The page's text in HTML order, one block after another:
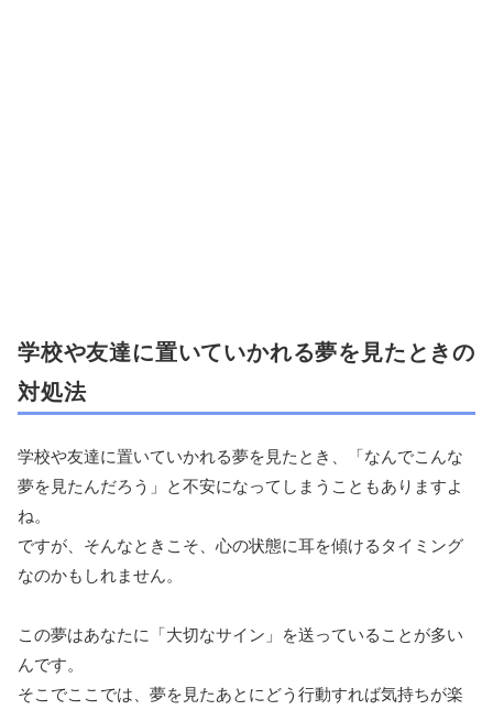
学校や友達に置いていかれる夢を見たときの
対処法
学校や友達に置いていかれる夢を見たとき、「なんでこんな
夢を見たんだろう」と不安になってしまうこともありますよ
ね。
ですが、そんなときこそ、心の状態に耳を傾けるタイミング
なのかもしれません。
この夢はあなたに「大切なサイン」を送っていることが多い
んです。
そこでここでは、夢を見たあとにどう行動すれば気持ちが楽